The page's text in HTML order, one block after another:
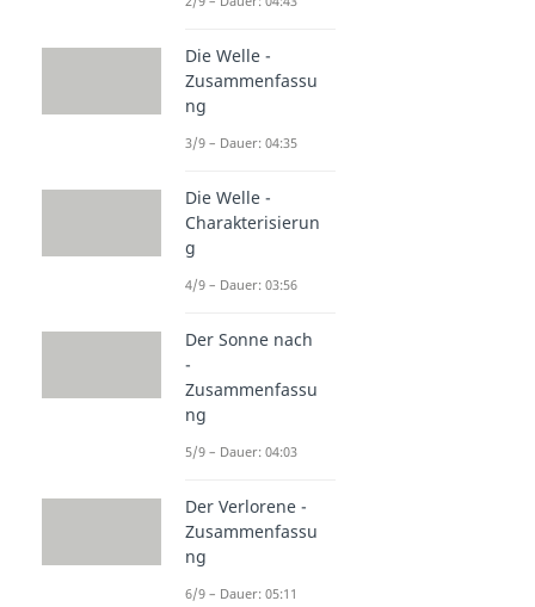
Die Welle -
Zusammenfassu
ng
3/9 – Dauer: 04:35
Die Welle -
Charakterisierun
g
4/9 – Dauer: 03:56
Der Sonne nach
-
Zusammenfassu
ng
5/9 – Dauer: 04:03
Der Verlorene -
Zusammenfassu
ng
6/9 – Dauer: 05:11